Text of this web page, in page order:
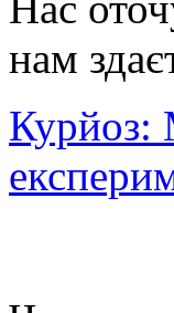
нам
Курйоз: